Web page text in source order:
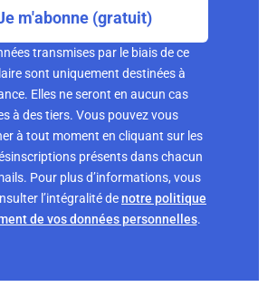
m'abonne (gratuit)
transmises par le biais de ce
sont uniquement destinées à
Elles ne seront en aucun cas
à des tiers. Vous pouvez vous
à tout moment en cliquant sur les
présents dans chacun
Pour plus d’informations, vous
l’intégralité denotre politique
de vos données personnelles.